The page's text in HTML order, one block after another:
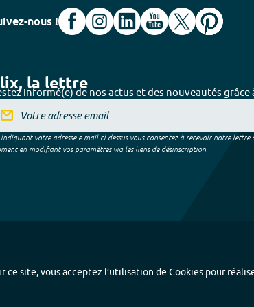
nous !
la lettre
informé(e) de nos actus et des nouveautés
indiquant votre adresse e-mail ci-dessus vous consentez à recevoir notre
en modifiant vos paramètres via les liens de désinscription.
ce site, vous acceptez l’utilisation de Cookies pour